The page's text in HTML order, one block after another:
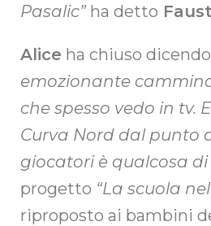
Pasalic” ha detto
Alice ha chiuso
emozionante
che spesso vedo in tv.
Curva Nord dal punto
giocatori è qualcosa di
progetto “La scuola
riproposto ai bambini